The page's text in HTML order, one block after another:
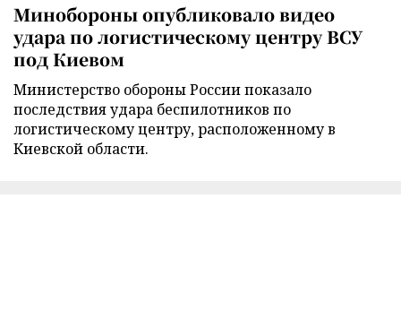
Минобороны опубликовало видео
удара по логистическому центру ВСУ
под Киевом
Министерство обороны России показало
последствия удара беспилотников по
логистическому центру, расположенному в
Киевской области.